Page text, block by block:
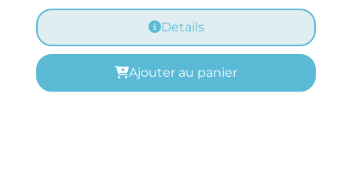
Details
Ajouter au panier